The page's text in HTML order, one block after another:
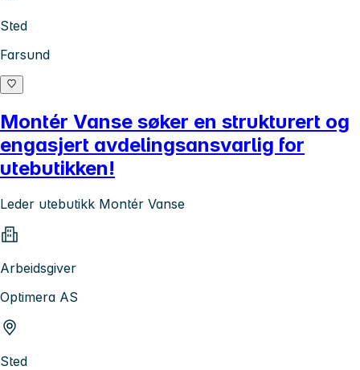
Sted
Farsund
Montér Vanse søker en strukturert og
engasjert avdelingsansvarlig for
utebutikken!
Leder utebutikk Montér Vanse
Arbeidsgiver
Optimera AS
Sted